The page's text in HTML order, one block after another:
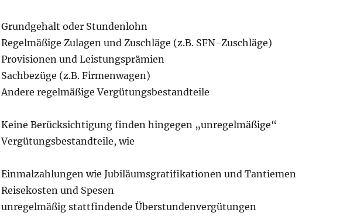
Grundgehalt oder Stundenlohn
Regelmäßige Zulagen und Zuschläge (z.B. SFN-Zuschläge)
Provisionen und Leistungsprämien
Sachbezüge (z.B. Firmenwagen)
Andere regelmäßige Vergütungsbestandteile
Keine Berücksichtigung finden hingegen „unregelmäßige“
Vergütungsbestandteile, wie
Einmalzahlungen wie Jubiläumsgratifikationen und Tantiemen
Reisekosten und Spesen
unregelmäßig stattfindende Überstundenvergütungen